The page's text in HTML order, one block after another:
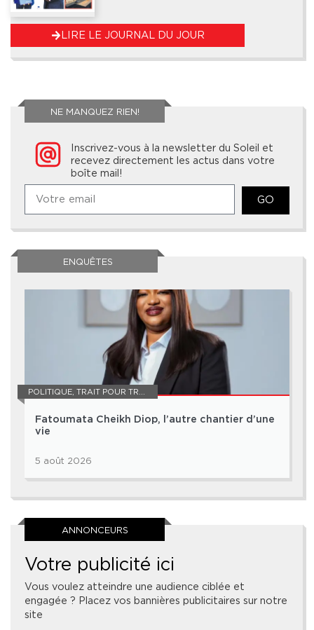
LIRE LE JOURNAL DU JOUR
NE MANQUEZ RIEN!
Inscrivez-vous à la newsletter du Soleil et
recevez directement les actus dans votre
boîte mail!
GO
ENQUÊTES
POLITIQUE TRAIT POUR TRAIT
Fatoumata Cheikh Diop, l’autre chantier d’une
vie
5 août 2026
ANNONCEURS
Votre publicité ici
Vous voulez atteindre une audience ciblée et
engagée ? Placez vos bannières publicitaires sur notre
site